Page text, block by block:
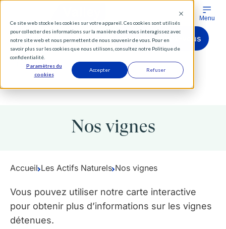
Ce site web stocke les cookies sur votre appareil. Ces cookies sont utilisés
pour collecter des informations sur la manière dont vous interagissez avec
notre site web et nous permettent de nous souvenir de vous. Pour en
savoir plus sur les cookies que nous utilisons, consultez notre Politique de
confidentialité.
Paramètres du
cookies
Accepter Refuser
Vous êtes :ParticuliersInstitutionnelsDistributeurs
Menu
Investissements forestiers
Comparer les produits Prendre rendez-vous
RDV
Nos vignes
Accueil Les Actifs Naturels Nos vignes
Vous pouvez utiliser notre carte interactive
pour obtenir plus d’informations sur les vignes
détenues.